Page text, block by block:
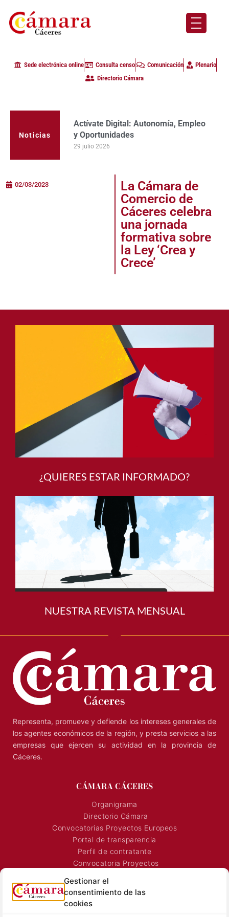
Gestionar el
consentimiento de las
cookies
Sede electrónica online Consulta censo Comunicación
Plenario
Directorio Cámara
Noticias
Actívate Digital: Autonomía, Empleo
y Oportunidades
29 julio 2026
02/03/2023
La Cámara de
Comercio de
Cáceres celebra
una jornada
formativa sobre
la Ley ‘Crea y
Crece’
¿QUIERES ESTAR INFORMADO?
NUESTRA REVISTA MENSUAL
Representa, promueve y defiende los intereses generales de
los agentes económicos de la región, y presta servicios a las
empresas que ejercen su actividad en la provincia de
Cáceres.
CÁMARA CÁCERES
Organigrama
Directorio Cámara
Convocatorias Proyectos Europeos
Portal de transparencia
Perfil de contratante
Convocatoria Proyectos
Señalización Comercial
Contacto